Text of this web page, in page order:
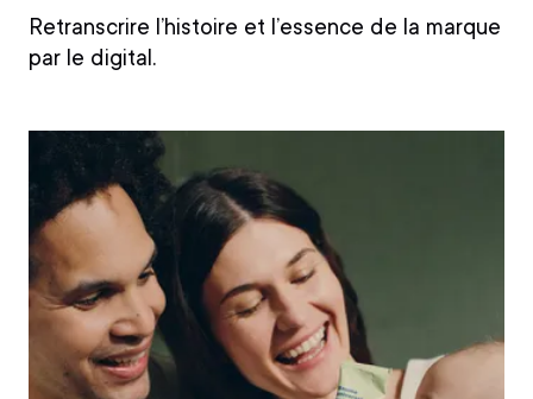
Retranscrire l’histoire et l’essence de la marque
par le digital.